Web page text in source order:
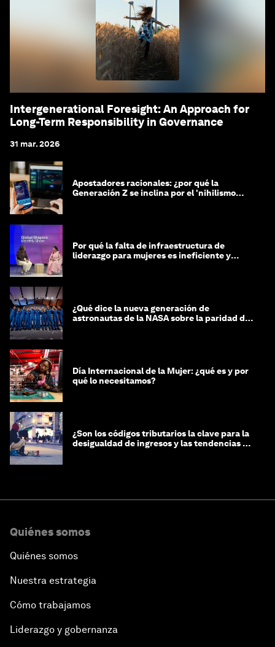
Intergenerational Foresight: An Approach for
Long-Term Responsibility in Governance
31 mar. 2026
Apostadores racionales: ¿por qué la
Generación Z se inclina por el 'nihilismo
Por qué la falta de infraestructura de
liderazgo para mujeres es ineficiente y
¿Qué dice la nueva generación de
astronautas de la NASA sobre la paridad de
Día Internacional de la Mujer: ¿qué es y por
qué lo necesitamos?
¿Son los códigos tributarios la clave para la
desigualdad de ingresos y las tendencias de
Quiénes somos
Quiénes somos
Nuestra estrategia
Cómo trabajamos
Liderazgo y gobernanza